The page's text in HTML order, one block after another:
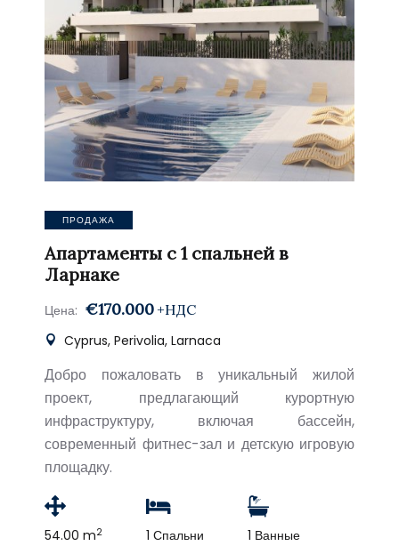
ПРОДАЖА
Апартаменты с 1 спальней в
Ларнаке
Цена: €170.000 +НДС
Cyprus, Perivolia, Larnaca
Добро пожаловать в уникальный жилой
проект, предлагающий курортную
инфраструктуру, включая бассейн,
современный фитнес-зал и детскую игровую
площадку.
54.00 m2 1 Спальни 1 Ванные